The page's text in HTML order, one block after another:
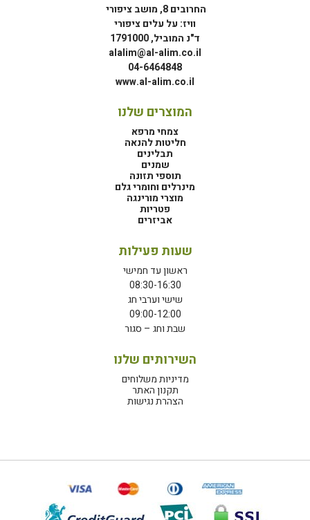
החרובים 8, מושב ציפורי
וויז: על עלים ציפורי
ד"נ המוביל, 1791000
alalim@al-alim.co.il
04-6464848
www.al-alim.co.il
המוצרים שלנו
צמחי מרפא
חליטות להנאה
תבלינים
שמנים
תוספי תזונה
מינרלים וחומרי גלם
מוצרי מורינגה
פטריות
אביזרים
שעות פעילות
ראשון עד חמישי
08:30-16:30
שישי וערבי חג
09:00-12:00
שבת וחג – סגור
השירותים שלנו
מדיניות משלוחים
תקנון האתר
הצהרת נגישות